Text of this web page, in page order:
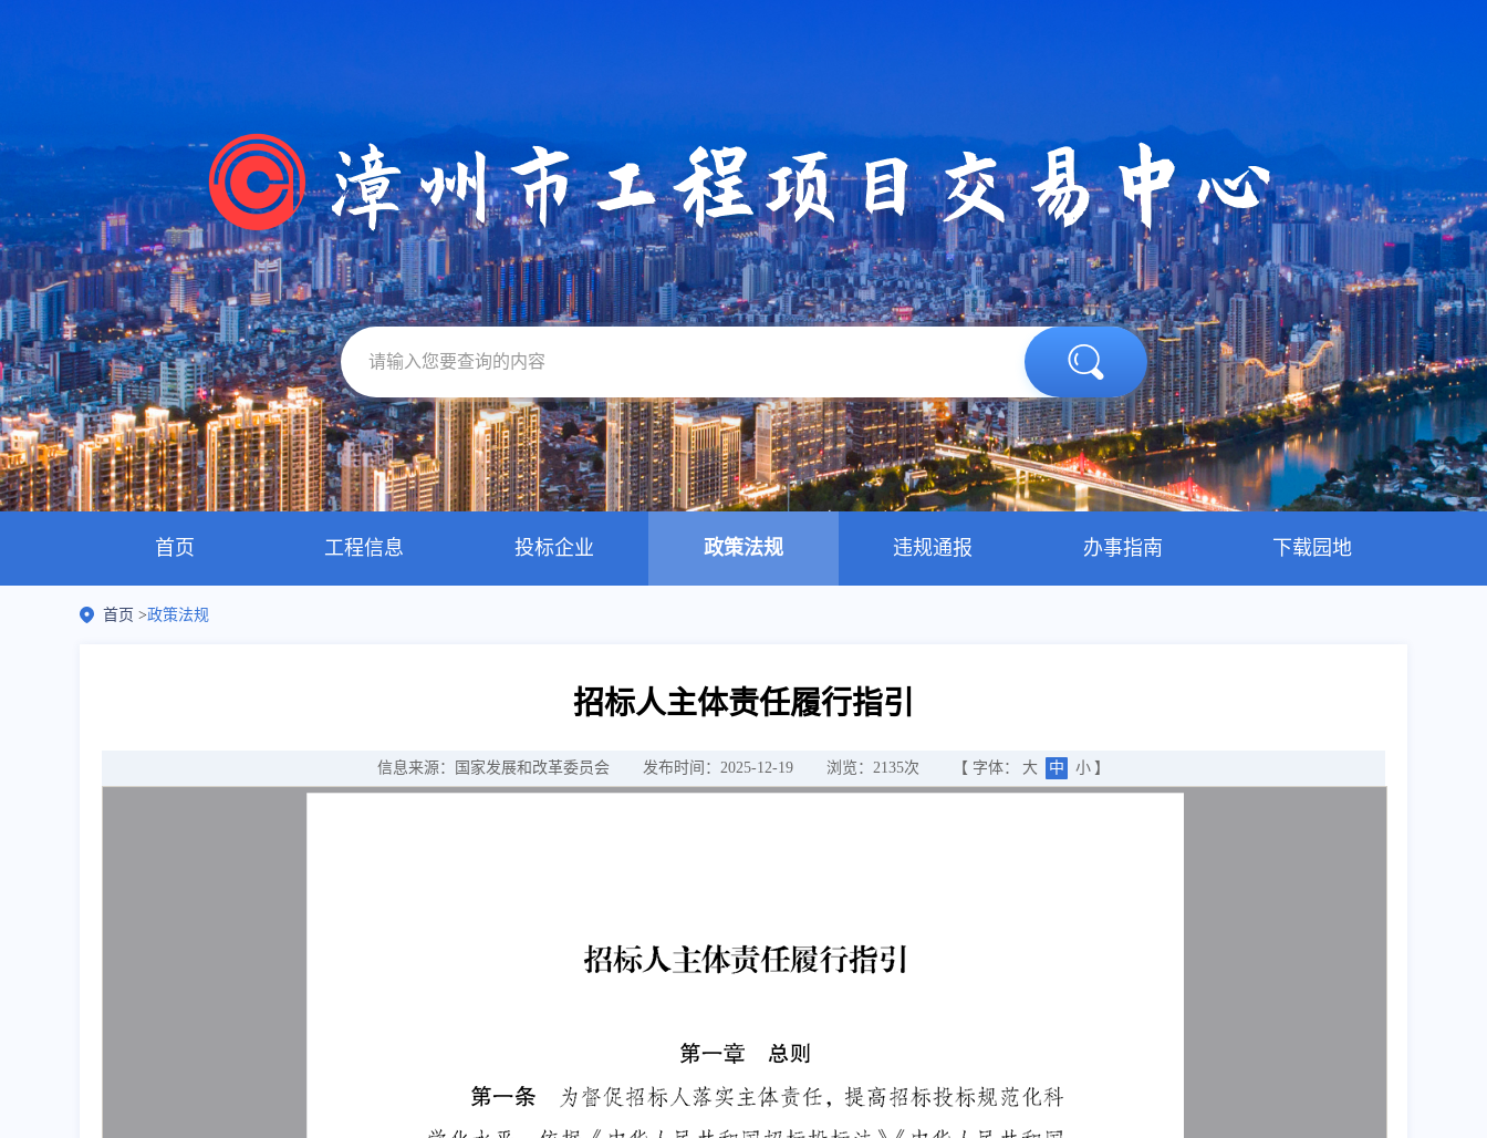
首页 工程信息 投标企业 政策法规 违规通报 办事指南 下载园地
首页 >政策法规
招标人主体责任履行指引
信息来源：国家发展和改革委员会 发布时间：2025-12-19 浏览： 2135次 【 字体： 大 中 小 】